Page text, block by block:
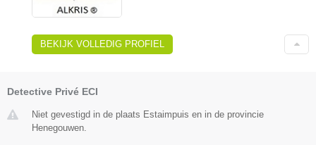
BEKIJK VOLLEDIG PROFIEL
Detective Privé ECI
Niet gevestigd in de plaats Estaimpuis en in de provincie
Henegouwen.